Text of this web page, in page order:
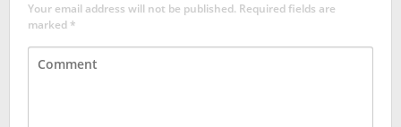
Your email address will not be published. Required fields are
marked*